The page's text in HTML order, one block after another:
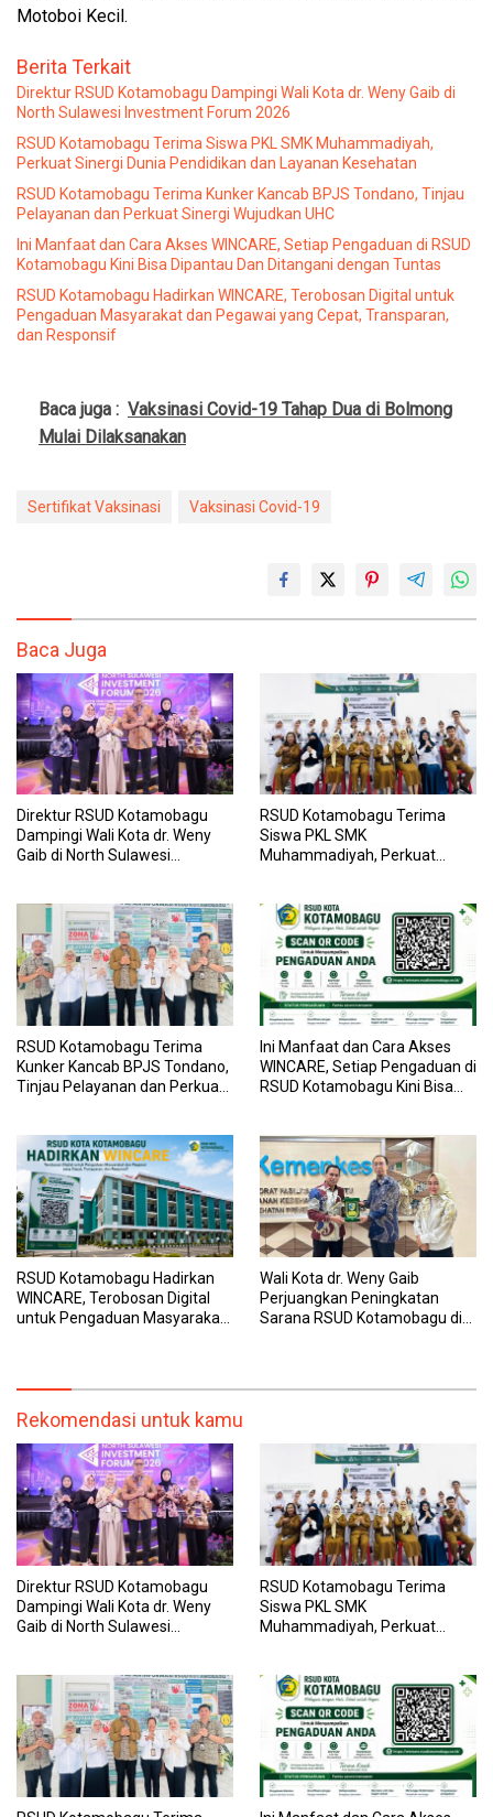
Motoboi Kecil.
Berita Terkait
Direktur RSUD Kotamobagu Dampingi Wali Kota dr. Weny Gaib di
North Sulawesi Investment Forum 2026
RSUD Kotamobagu Terima Siswa PKL SMK Muhammadiyah,
Perkuat Sinergi Dunia Pendidikan dan Layanan Kesehatan
RSUD Kotamobagu Terima Kunker Kancab BPJS Tondano, Tinjau
Pelayanan dan Perkuat Sinergi Wujudkan UHC
Ini Manfaat dan Cara Akses WINCARE, Setiap Pengaduan di RSUD
Kotamobagu Kini Bisa Dipantau Dan Ditangani dengan Tuntas
RSUD Kotamobagu Hadirkan WINCARE, Terobosan Digital untuk
Pengaduan Masyarakat dan Pegawai yang Cepat, Transparan,
dan Responsif
Baca juga : Vaksinasi Covid-19 Tahap Dua di Bolmong
Mulai Dilaksanakan
Sertifikat Vaksinasi Vaksinasi Covid-19
Baca Juga
Direktur RSUD Kotamobagu
Dampingi Wali Kota dr. Weny
Gaib di North Sulawesi
RSUD Kotamobagu Terima
Siswa PKL SMK
Muhammadiyah, Perkuat
RSUD Kotamobagu Terima
Kunker Kancab BPJS Tondano,
Tinjau Pelayanan dan Perkuat
Ini Manfaat dan Cara Akses
WINCARE, Setiap Pengaduan di
RSUD Kotamobagu Kini Bisa
RSUD Kotamobagu Hadirkan
WINCARE, Terobosan Digital
untuk Pengaduan Masyarakat
Wali Kota dr. Weny Gaib
Perjuangkan Peningkatan
Sarana RSUD Kotamobagu di
Rekomendasi untuk kamu
Direktur RSUD Kotamobagu
Dampingi Wali Kota dr. Weny
Gaib di North Sulawesi
RSUD Kotamobagu Terima
Siswa PKL SMK
Muhammadiyah, Perkuat